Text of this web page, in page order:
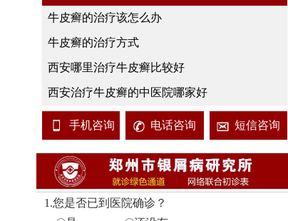
牛皮癣的治疗该怎么办
牛皮癣的治疗方式
西安哪里治疗牛皮癣比较好
西安治疗牛皮癣的中医院哪家好
手机咨询 电话咨询 短信咨询
1.您是否已到医院确诊？